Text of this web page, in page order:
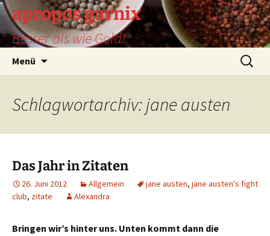
Zum
Inhalt
springen
apropos garnix
Besser als wie Gold!
Menü
Suchen
nach:
Schlagwortarchiv: jane austen
Das Jahr in Zitaten
26. Juni 2012 Allgemein jane austen, jane austen's fight
club, zitate Alexandra
Bringen wir’s hinter uns. Unten kommt dann die